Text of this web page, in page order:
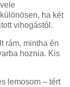
ha két
vihogástól.
rám, mintha én
hoznia. Kis
lemosom – tért